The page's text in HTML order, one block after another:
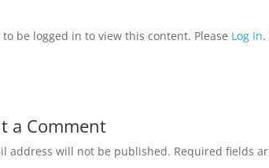
to be logged in to view this content. Please Log In
a Comment
address will not be published. Required fields